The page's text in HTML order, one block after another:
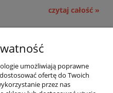
czytaj całość »
dostawa
umożliwiają poprawne
ofertę do Twoich
przez nas